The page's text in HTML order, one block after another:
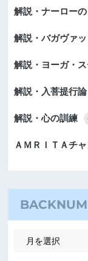
解説・ナーロー
解説・バガヴァ
解説・ヨーガ・
解説・入菩提行論
解説・心の訓練
ＡＭＲＩＴＡチ